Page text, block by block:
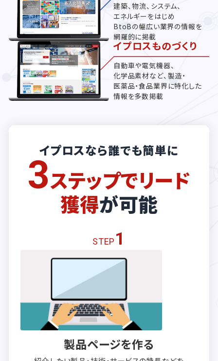
建築、物流、システム、
エネルギーをはじめ
BtoBの幅広い業界の情報を
網羅的に掲載
イプロスものづくり
自動車や電気機器、
化学品素材など、製造・
医薬品・食品業界に特化した
情報を多数掲載
イプロスなら誰でも簡単に
3ステップでリード
獲得が可能
STEP 1
製品ページを作る